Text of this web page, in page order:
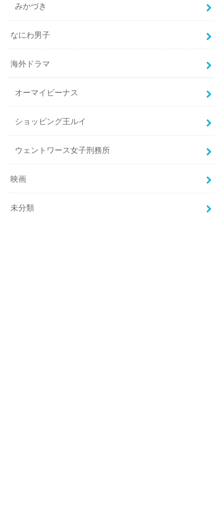
みかづき
なにわ男子
海外ドラマ
オーマイビーナス
ショッピング王ルイ
ウェントワース女子刑務所
映画
未分類